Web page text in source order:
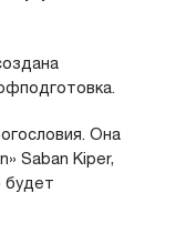
Она
Saban Kiper,
будет